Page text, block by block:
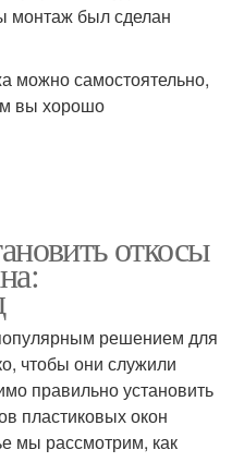
монтаж был сделан
можно самостоятельно,
вы хорошо
откосы
решением для
чтобы они служили
правильно установить
пластиковых окон
мы рассмотрим, как